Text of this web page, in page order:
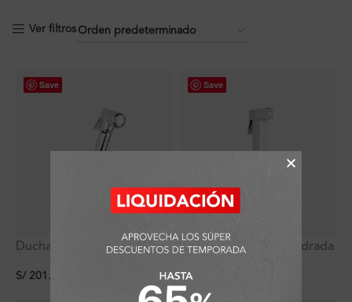
Ver filtros
Save
Ducha Bidet Plus en
S/201.51
Save
Ducha Bidet Plus Cuadrada
en Bronce Cromo
S/262.89